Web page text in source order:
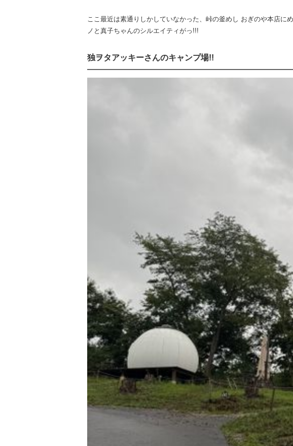
ここ最近は素通りしかしていなかった、峠の釜めし おぎのや本店
ノと真子ちゃんのシルエイティがっ!!!
独ヲタアッキーさんのキャンプ場!!